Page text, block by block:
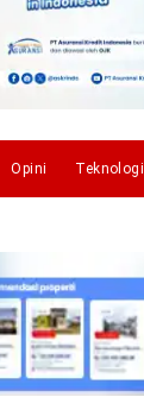
Opini Teknologi